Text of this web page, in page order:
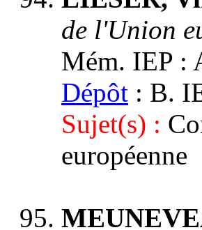
de l'Union
Mém. IEP :
Dépôt : B.
Sujet(s) :
européenne